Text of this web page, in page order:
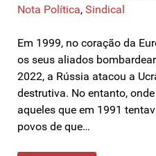
Nota Política, Sindical
Em 1999, no coração da
os seus aliados
2022, a Rússia atacou a
destrutiva. No entanto,
aqueles que em 1991
povos de que…